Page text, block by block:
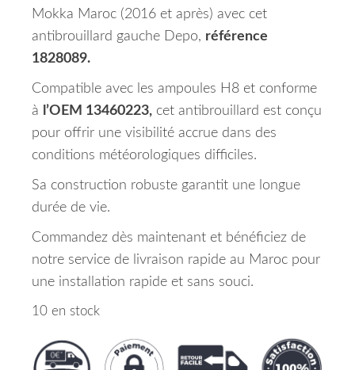
Mokka Maroc (2016 et après) avec cet
antibrouillard gauche Depo, référence
1828089.
Compatible avec les ampoules H8 et conforme
à
l’OEM 13460223, cet antibrouillard est conçu
pour offrir une visibilité accrue dans des
conditions météorologiques difficiles.
Sa construction robuste garantit une longue
durée de vie.
Commandez dès maintenant et bénéficiez de
notre service de livraison rapide au Maroc pour
une installation rapide et sans souci.
10 en stock